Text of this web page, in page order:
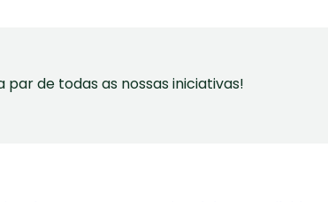
par de todas as nossas iniciativas!